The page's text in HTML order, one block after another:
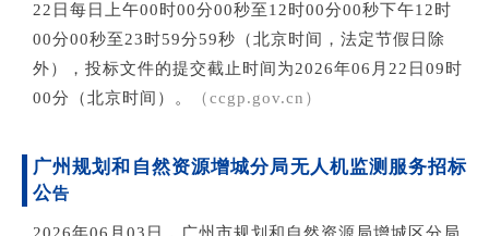
22日每日上午00时00分00秒至12时00分00秒下午12时
00分00秒至23时59分59秒（北京时间，法定节假日除
外），投标文件的提交截止时间为2026年06月22日09时
00分（北京时间）。
（ccgp.gov.cn）
广州规划和自然资源增城分局无人机监测服务招标
公告